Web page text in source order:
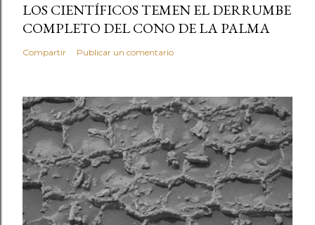
LOS CIENTÍFICOS TEMEN EL DERRUMBE
COMPLETO DEL CONO DE LA PALMA
Compartir Publicar un comentario